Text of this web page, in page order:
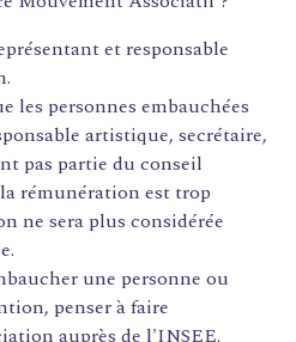
et responsable
les personnes embauchées
artistique, secrétaire,
pas partie du conseil
rémunération est trop
ne sera plus considérée
une personne ou
penser à faire
auprès de l'INSEE.
?
D'EMPLOI